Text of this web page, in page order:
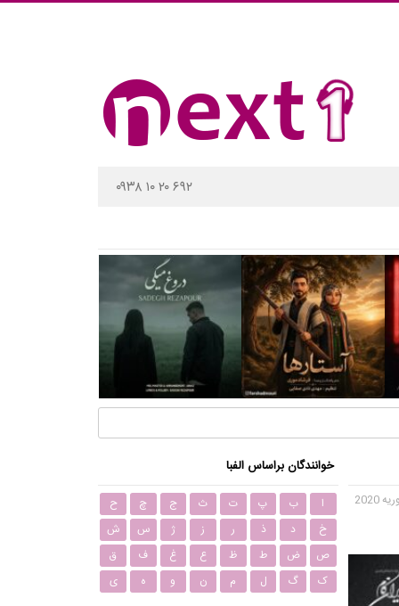
۰۹۳۸ ۱۰ ۲۰ ۶۹۲
خوانندگان براساس الفبا
ا ب پ ت ث ج چ
ح
خ
د ذ ر ز ژ س
ش
ص
ض ط ظ ع غ ف
ق
ک
گ ل م ن و ه ی